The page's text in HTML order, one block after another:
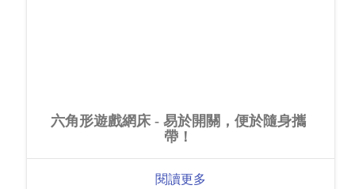
六角形遊戲網床 - 易於開關，便於隨身攜
帶！
閱讀更多